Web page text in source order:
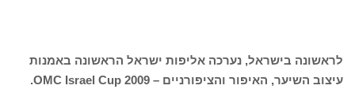
לראשונה בישראל, נערכה אליפות ישראל הראשונה באמנות
עיצוב השיער, האיפור והציפורניים – OMC Israel Cup 2009.